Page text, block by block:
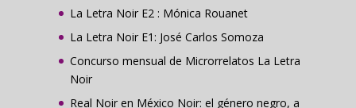
La Letra Noir E2 : Mónica Rouanet
La Letra Noir E1: José Carlos Somoza
Concurso mensual de Microrrelatos La Letra
Noir
Real Noir en México Noir: el género negro, a